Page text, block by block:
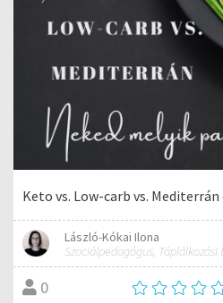
Keto vs. Low-carb vs.
László-Kókai Ilona
0